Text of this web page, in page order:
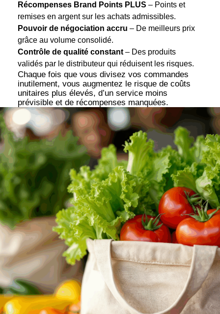
Récompenses Brand Points PLUS – Points et
remises en argent sur les achats admissibles.
Pouvoir de négociation accru – De meilleurs prix
grâce au volume consolidé.
Contrôle de qualité constant– Des produits
validés par le distributeur qui réduisent les risques.
Chaque fois que vous divisez vos commandes
inutilement, vous augmentez le risque de coûts
unitaires plus élevés, d’un service moins
prévisible et de récompenses manquées.